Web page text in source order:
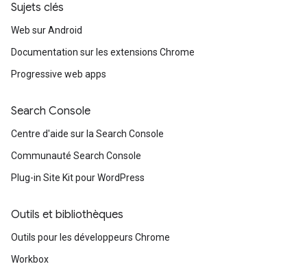
Sujets clés
Web sur Android
Documentation sur les extensions Chrome
Progressive web apps
Search Console
Centre d'aide sur la Search Console
Communauté Search Console
Plug-in Site Kit pour WordPress
Outils et bibliothèques
Outils pour les développeurs Chrome
Workbox